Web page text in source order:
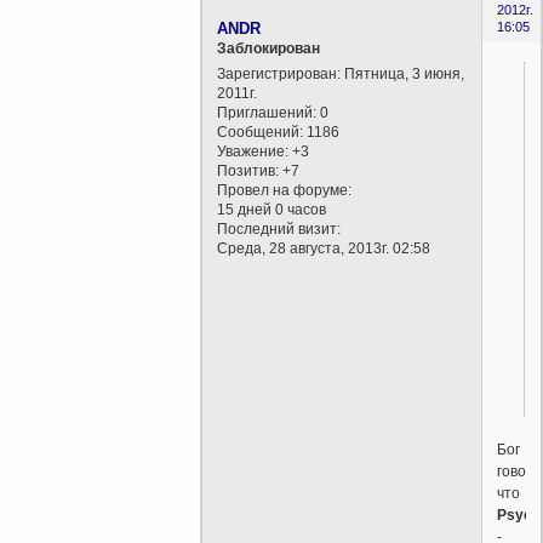
2012г.
16:05
ANDR
Заблокирован
Зарегистрирован: Пятница, 3 июня,
2011г.
Приглашений: 0
Сообщений: 1186
Уважение: +3
Позитив: +7
Провел на форуме:
15 дней 0 часов
Последний визит:
Среда, 28 августа, 2013г. 02:58
Бог
что
-